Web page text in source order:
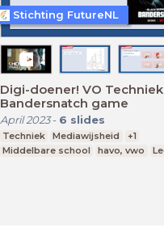
Digi-doener! VO Techniek
Bandersnatch game
April 2023- 6 slides
Techniek Mediawijsheid
+1
Middelbare school
havo, vwo
Stichting FutureNL